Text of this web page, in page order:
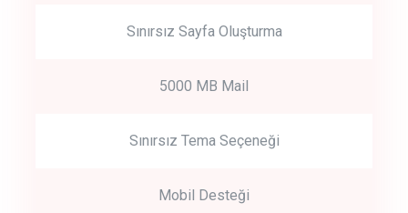
Sınırsız Sayfa Oluşturma
5000 MB Mail
Sınırsız Tema Seçeneği
Mobil Desteği